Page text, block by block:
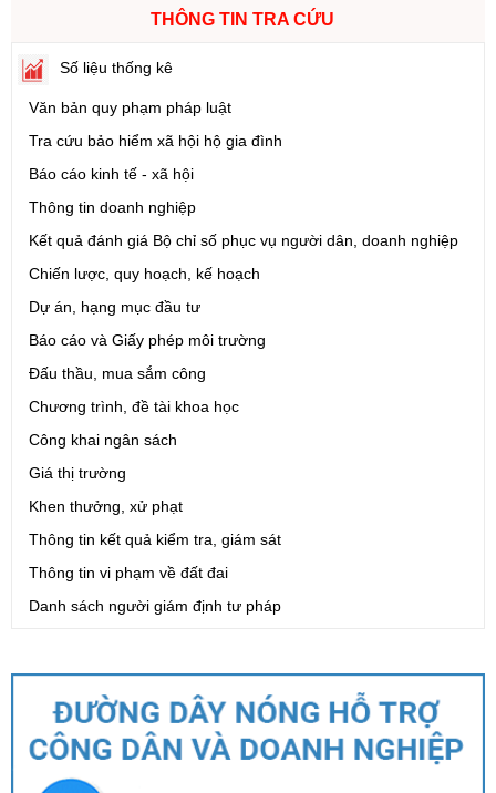
THÔNG TIN TRA CỨU
Số liệu thống kê
Văn bản quy phạm pháp luật
Tra cứu bảo hiểm xã hội hộ gia đình
Báo cáo kinh tế - xã hội
Thông tin doanh nghiệp
Kết quả đánh giá Bộ chỉ số phục vụ người dân, doanh nghiệp
Chiến lược, quy hoạch, kế hoạch
Dự án, hạng mục đầu tư
Báo cáo và Giấy phép môi trường
Đấu thầu, mua sắm công
Chương trình, đề tài khoa học
Công khai ngân sách
Giá thị trường
Khen thưởng, xử phạt
Thông tin kết quả kiểm tra, giám sát
Thông tin vi phạm về đất đai
Danh sách người giám định tư pháp